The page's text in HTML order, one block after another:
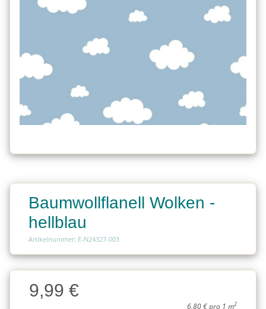
Baumwollflanell Wolken -
hellblau
Artikelnummer: E-N24327-003
Charge
Charge9,99 €
6,80 € pro 1 m2